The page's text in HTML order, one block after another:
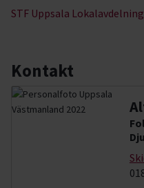
STF Uppsala Lokalavdelning
Kontakt